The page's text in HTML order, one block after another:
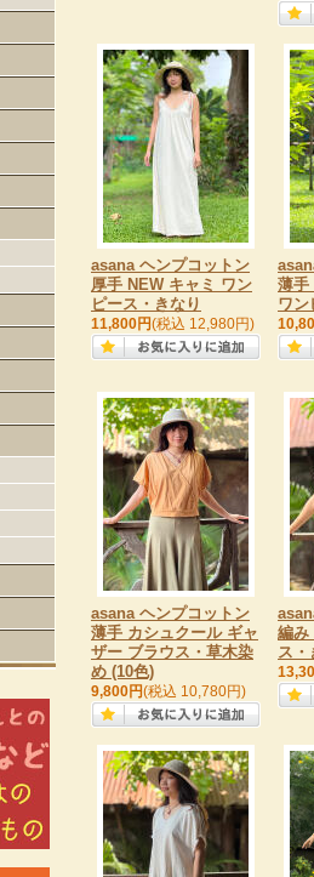
asana ヘンプコットン
厚手 NEW キャミ ワン
ピース・きなり
11,800円(税込 12,980円)
薄手
ワン
asana ヘンプコットン
薄手 カシュクール ギャ
ザー ブラウス・草木染
め (10色)
9,800円(税込 10,780円)
編み
ス・